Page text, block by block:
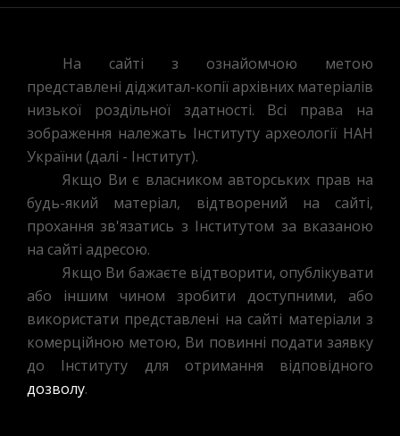
На сайті з ознайомчою метою
представлені діджитал-копії архівних матеріалів
низької роздільної здатності. Всі права на
зображення належать Інституту археології НАН
України (далі - Інститут).
Якщо Ви є власником авторських прав на
будь-який матеріал, відтворений на сайті,
прохання зв'язатись з Інститутом за вказаною
на сайті адресою.
Якщо Ви бажаєте відтворити, опублікувати
або іншим чином зробити доступними, або
використати представлені на сайті матеріали з
комерційною метою, Ви повинні подати заявку
до Інституту для отримання відповідного
дозволу.